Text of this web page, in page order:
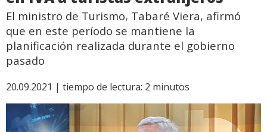
El ministro de Turismo, Tabaré Viera, afirmó
que en este período se mantiene la
planificación realizada durante el gobierno
pasado
20.09.2021 | tiempo de lectura: 2 minutos